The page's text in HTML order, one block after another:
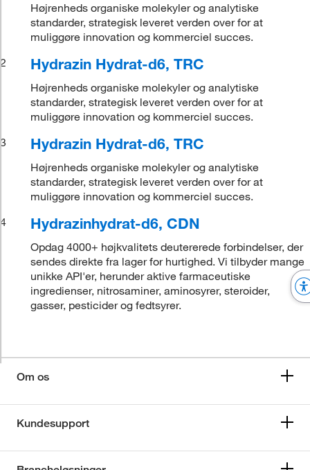
Højrenheds organiske molekyler og analytiske
standarder, strategisk leveret verden over for at
muliggøre innovation og kommerciel succes.
2
Hydrazin Hydrat-d6, TRC
Højrenheds organiske molekyler og analytiske
standarder, strategisk leveret verden over for at
muliggøre innovation og kommerciel succes.
3
Hydrazin Hydrat-d6, TRC
Højrenheds organiske molekyler og analytiske
standarder, strategisk leveret verden over for at
muliggøre innovation og kommerciel succes.
4
Hydrazinhydrat-d6, CDN
Opdag 4000+ højkvalitets deutererede forbindelser, der
sendes direkte fra lager for hurtighed. Vi tilbyder mange
unikke API'er, herunder aktive farmaceutiske
ingredienser, nitrosaminer, aminosyrer, steroider,
gasser, pesticider og fedtsyrer.
Om os
Kundesupport